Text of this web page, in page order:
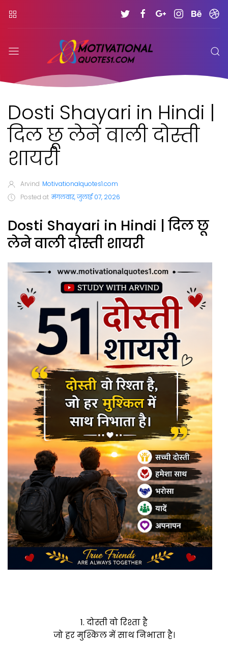
Dosti Shayari in Hindi |
दिल छू लेने वाली दोस्ती
शायरी
Arvind Motivationalquotes1.com
Posted at मंगलवार, जुलाई 07, 2026
Dosti Shayari in Hindi | दिल छू
लेने वाली दोस्ती शायरी
1. दोस्ती वो रिश्ता है
जो हर मुश्किल में साथ निभाता है।